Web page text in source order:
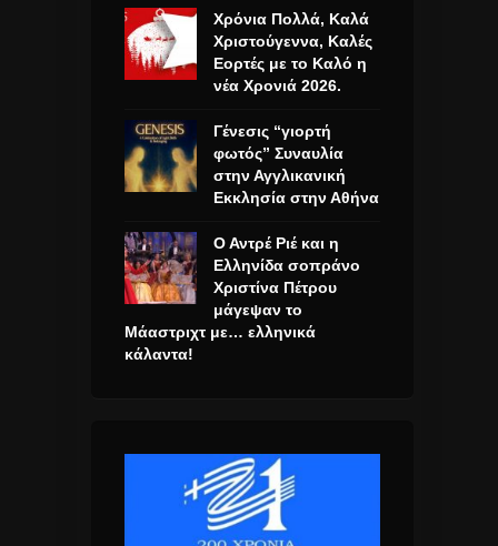
Χρόνια Πολλά, Καλά
Χριστούγεννα, Καλές
Εορτές με το Καλό η
νέα Χρονιά 2026.
Γένεσις “γιορτή
φωτός” Συναυλία
στην Αγγλικανική
Εκκλησία στην Αθήνα
Ο Αντρέ Ριέ και η
Ελληνίδα σοπράνο
Χριστίνα Πέτρου
μάγεψαν το
Μάαστριχτ με… ελληνικά
κάλαντα!